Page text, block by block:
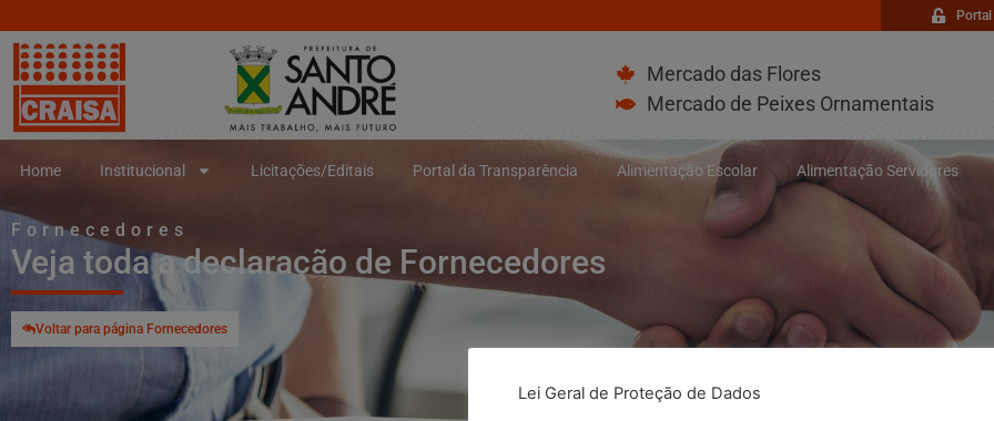
Mercado das Flores
Mercado de Peixes Ornamentais
Home Institucional Licitações/Editais Portal da Transparência Alimentação Escolar Alimentação Servidores
Fornecedores
Veja toda a declaração de Fornecedores
Voltar para página Fornecedores
Lei Geral de Proteção de Dados